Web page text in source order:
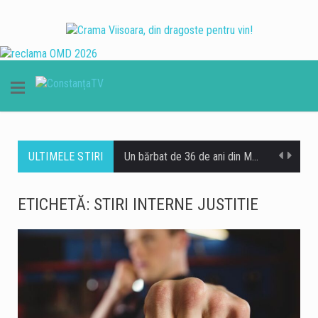
ULTIMELE STIRI Un bărbat de 36 de ani din Murfatlar este cercetat de polițiști după ce ar fi fost depistat la volan sub influența băuturilor alcoolice. Potrivit Inspectoratului de Poliție Județean Constanța, incidentul a avut loc la data de 8 august, în jurul orei 1:50, pe strada Ion Creangă din orașul Murfatlar. Polițiștii din cadrul Poliției orașului Murfatlar l-au identificat pe bărbat, iar acesta ar fi refuzat atât testarea cu aparatul etilotest, cât și recoltarea de probe biologice în vederea stabilirii alcoolemiei în sânge. În acest caz, cercetările sunt continuate de polițiști.
ETICHETĂ: STIRI INTERNE JUSTITIE